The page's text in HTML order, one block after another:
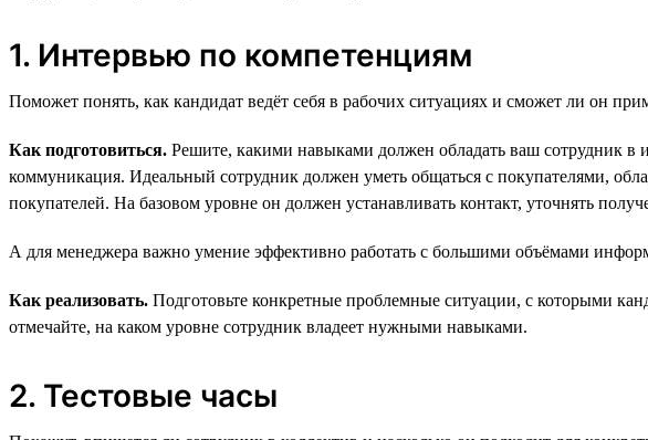
1. Интервью по компетенциям
Поможет понять, как кандидат ведёт себя в рабочих ситуациях и сможет ли он
Как подготовиться. Решите, какими навыками должен обладать ваш сотрудник
коммуникация. Идеальный сотрудник должен уметь общаться с покупателями,
покупателей. На базовом уровне он должен устанавливать контакт, уточнять
А для менеджера важно умение эффективно работать с большими объёмами
Как реализовать. Подготовьте конкретные проблемные ситуации, с которыми
отмечайте, на каком уровне сотрудник владеет нужными навыками.
2. Тестовые часы